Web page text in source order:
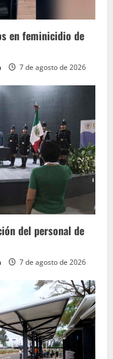
en feminicidio de
7 de agosto de 2026
del personal de
7 de agosto de 2026